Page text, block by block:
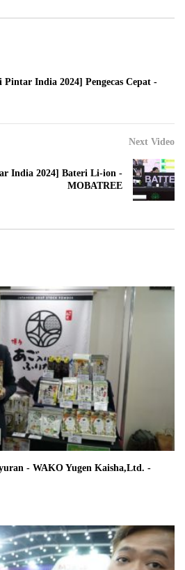
India 2024] Pengecas Cepat -
Next Video
India 2024] Bateri Li-ion -
MOBATREE
- WAKO Yugen Kaisha,Ltd. -